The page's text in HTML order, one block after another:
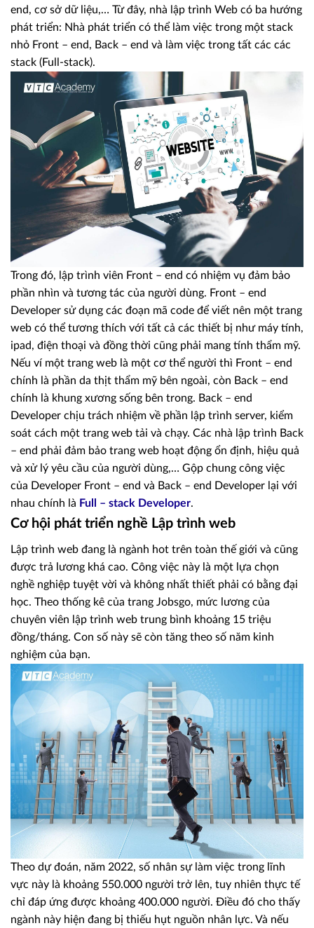
end, cơ sở dữ liệu,… Từ đây, nhà lập trình Web có ba hướng
phát triển: Nhà phát triển có thể làm việc trong một stack
nhỏ Front – end, Back – end và làm việc trong tất các các
stack (Full-stack).
Trong đó, lập trình viên Front – end có nhiệm vụ đảm bảo
phần nhìn và tương tác của người dùng. Front – end
Developer sử dụng các đoạn mã code để viết nên một trang
web có thể tương thích với tất cả các thiết bị như máy tính,
ipad, điện thoại và đồng thời cũng phải mang tính thẩm mỹ.
Nếu ví một trang web là một cơ thể người thì Front – end
chính là phần da thịt thẩm mỹ bên ngoài, còn Back – end
chính là khung xương sống bên trong. Back – end
Developer chịu trách nhiệm về phần lập trình server, kiểm
soát cách một trang web tải và chạy. Các nhà lập trình Back
– end phải đảm bảo trang web hoạt động ổn định, hiệu quả
và xử lý yêu cầu của người dùng,… Gộp chung công việc
của Developer Front – end và Back – end Developer lại với
nhau chính là Full – stack Developer.
Cơ hội phát triển nghề Lập trình web
Lập trình web đang là ngành hot trên toàn thế giới và cũng
được trả lương khá cao. Công việc này là một lựa chọn
nghề nghiệp tuyệt vời và không nhất thiết phải có bằng đại
học. Theo thống kê của trang Jobsgo, mức lương của
chuyên viên lập trình web trung bình khoảng 15 triệu
đồng/tháng. Con số này sẽ còn tăng theo số năm kinh
nghiệm của bạn.
Theo dự đoán, năm 2022, số nhân sự làm việc trong lĩnh
vực này là khoảng 550.000 người trở lên, tuy nhiên thực tế
chỉ đáp ứng được khoảng 400.000 người. Điều đó cho thấy
ngành này hiện đang bị thiếu hụt nguồn nhân lực. Và nếu